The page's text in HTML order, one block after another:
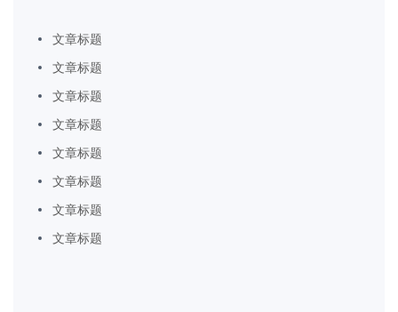
文章标题
文章标题
文章标题
文章标题
文章标题
文章标题
文章标题
文章标题